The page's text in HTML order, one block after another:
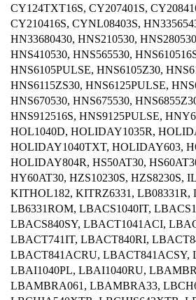
CY124TXT16S, CY207401S,
CY210416S, CYNL08403S,
HN33680430, HNS210530,
HNS410530, HNS565530,
HNS6105PULSE, HNS6105Z30,
HNS6115ZS30, HNS6125PULSE,
HNS670530, HNS675530,
HNS912516S, HNS9125PULSE,
HOL1040D, HOLIDAY1035R,
HOLIDAY1040TXT, HOLIDAY603,
HOLIDAY804R, HS50AT30,
HY60AT30, HZS10230S, HZS8230S,
KITHOL182, KITRZ6331, LB08331R,
LB6331ROM, LBACS1040IT,
LBACS840SY, LBACT1041ACI,
LBACT741IT, LBACT840RI,
LBACT841ACRU, LBACT841ACSY,
LBAI1040PL, LBAI1040RU,
LBAMBRA061, LBAMBRA33,